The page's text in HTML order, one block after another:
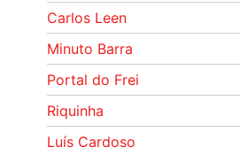
Carlos Leen
Minuto Barra
Portal do Frei
Riquinha
Luís Cardoso